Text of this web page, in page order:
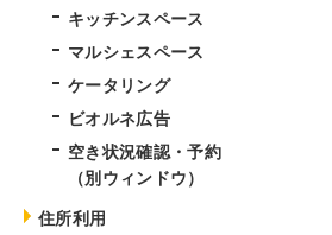
キッチンスペース
マルシェスペース
ケータリング
ビオルネ広告
空き状況確認・予約
（別ウィンドウ）
住所利用